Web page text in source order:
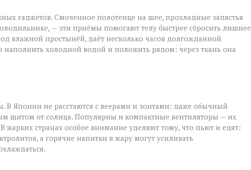
гаджетов. Смоченное полотенце на шее, прохладные запястья
— эти приёмы помогают телу быстрее сбросить лишнее
влажной простынёй, даёт несколько часов долгожданной
наполнить холодной водой и положить рядом: через ткань она
В Японии не расстаются с веерами и зонтами: даже обычный
щитом от солнца. Популярны и компактные вентиляторы — их
жарких странах особое внимание уделяют тому, что пьют и едят:
а горячие напитки в жару могут усиливать